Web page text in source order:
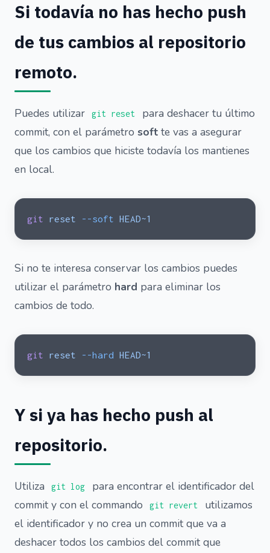
Si todavía no has hecho push
de tus cambios al repositorio
remoto.
Puedes utilizar git reset
para deshacer tu último
commit, con el parámetro soft te vas a asegurar
que los cambios que hiciste todavía los mantienes
en local.
git reset --soft HEAD~1
Si no te interesa conservar los cambios puedes
utilizar el parámetro hard para eliminar los
cambios de todo.
git reset --hard HEAD~1
Y si ya has hecho push al
repositorio.
Utiliza git log
para encontrar el identificador del
commit y con el commando
git revert
utilizamos
el identificador y no crea un commit que va a
deshacer todos los cambios del commit que